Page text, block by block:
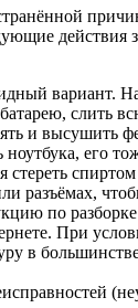
действия
вариант.
слить
и высушить
ноутбука, его
стереть
разъёмах,
по
При
в